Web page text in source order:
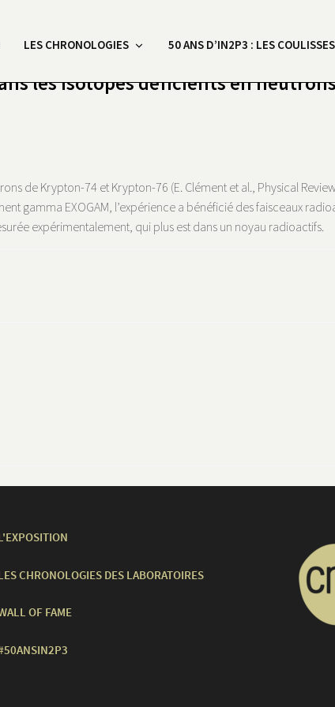
LES CHRONOLOGIES 50 ANS D’IN2P3 : LES COULISSES
les isotopes déficients en
de Krypton-74 et Krypton-76 (E. Clément et al., Physical
EXOGAM, l’expérience a bénéficié des faisceaux
expérimentalement, qui plus est dans un noyau radioactifs.
CHRONOLOGIES DES LABORATOIRES
OF FAME